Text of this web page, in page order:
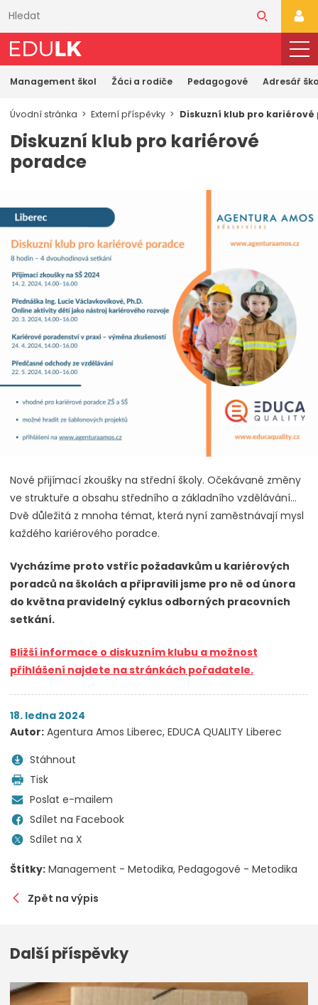
obsahu
Management škol Žáci a rodiče Pedagogové Adresář
Úvodní stránka Externí příspěvky Diskuzní klub pro kariérové
Diskuzní klub pro kariérové
poradce
Nové přijímací zkoušky na střední školy. Očekávané změny
ve struktuře a obsahu středního a základního vzdělávání…
Dvě důležitá z mnoha témat, která nyní zaměstnávají mysl
každého kariérového poradce.
Vycházíme proto vstříc požadavkům u kariérových
poradců na školách a připravili jsme pro ně od února
do května pravidelný cyklus odborných pracovních
setkání.
Bližší informace o diskuzním klubu a možnost
přihlášení najdete na stránkách pořadatele.
18. ledna 2024
Autor: Agentura Amos Liberec, EDUCA QUALITY Liberec
Stáhnout
Tisk
Poslat e-mailem
Sdílet na Facebook
Sdílet na X
Štítky: Management - Metodika Pedagogové - Metodika
Zpět na výpis
Další příspěvky